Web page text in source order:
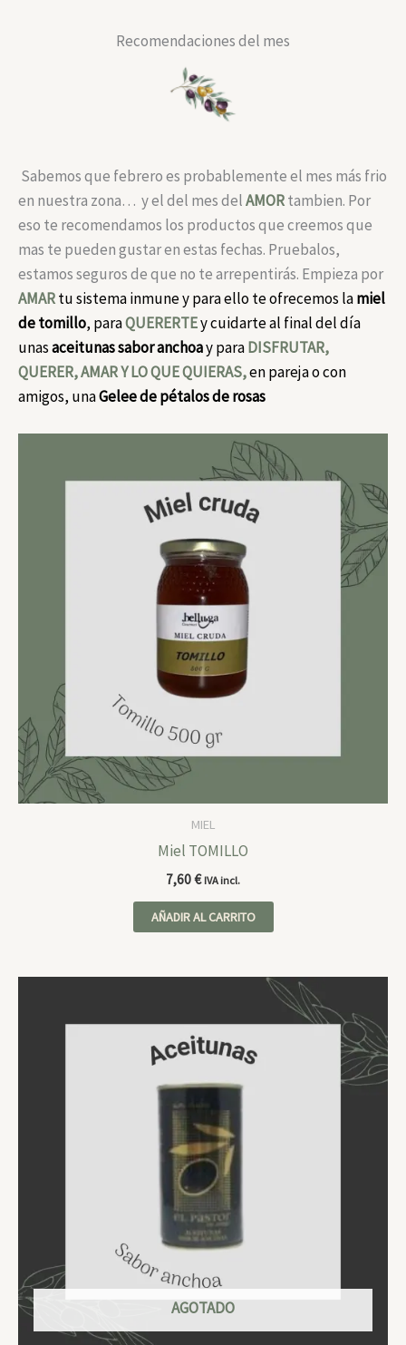
Recomendaciones del mes
Sabemos que febrero es probablemente el mes más frio
en nuestra zona… y el del mes delAMORtambien. Por
eso te recomendamos los productos que creemos que
mas te pueden gustar en estas fechas. Pruebalos,
estamos seguros de que no te arrepentirás. Empieza por
AMARtu sistema inmune y para ello te ofrecemos lamiel
de tomillo, paraQUERERTEy cuidarte al final del día
unasaceitunas sabor anchoay paraDISFRUTAR,
QUERER, AMAR Y LO QUE QUIERAS,en pareja o con
amigos, unaGelee de pétalos de rosas
MIEL
Miel TOMILLO
7,60€ IVA incl.
AÑADIR AL CARRITO
AGOTADO